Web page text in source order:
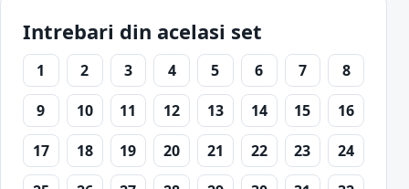
Intrebari din acelasi set
1 2 3 4 5 6 7
8
9
10 11 12 13 14 15
16
17
18 19 20 21 22 23
24